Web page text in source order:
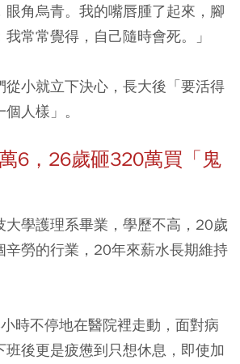
眼角烏青。我的嘴唇腫了起來，腳
常常覺得，自己隨時會死。」
從小就立下決心，長大後「要活得
人樣」。
6，26歲砸320萬買「鬼
大學護理系畢業，學歷不高，20歲
辛勞的行業，20年來薪水長期維持
時不停地在醫院裡走動，面對病
班後更是疲憊到只想休息，即使加